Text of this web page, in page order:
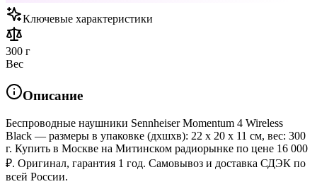
Ключевые характеристики
300 г
Вес
Описание
Беспроводные наушники Sennheiser Momentum 4 Wireless
Black — размеры в упаковке (дхшхв): 22 x 20 x 11 см, вес: 300
г. Купить в Москве на Митинском радиорынке по цене 16 000
₽. Оригинал, гарантия 1 год. Самовывоз и доставка СДЭК по
всей России.